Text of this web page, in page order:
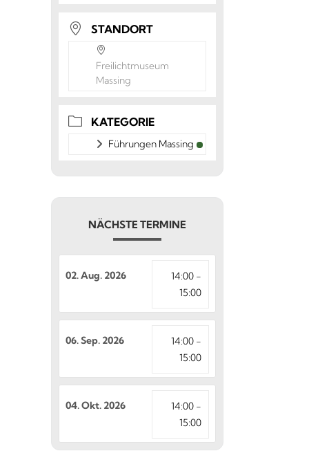
STANDORT
Freilichtmuseum
Massing
KATEGORIE
Führungen Massing
NÄCHSTE TERMINE
02. Aug. 2026
14:00 -
15:00
06. Sep. 2026
14:00 -
15:00
04. Okt. 2026
14:00 -
15:00